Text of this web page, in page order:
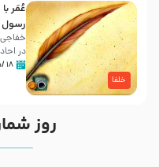
خلفا
عُمَر
رسول
در
۱۸ /۰۵/ ۱۴۰۵
روز